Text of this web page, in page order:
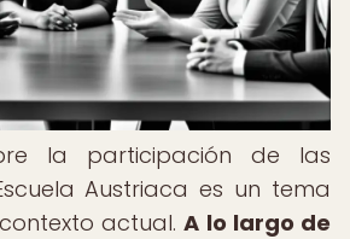
la participación de las
Austriaca es un tema
actual.A lo largo de